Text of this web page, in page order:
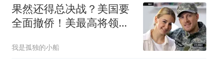
果然还得总决战？美国要
全面撤侨！美最高将领：
我是孤独的小船